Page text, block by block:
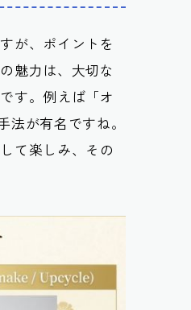
が、ポイントを
魅力は、 大切な
です。例えば「オ
が有名ですね。
て楽しみ、その